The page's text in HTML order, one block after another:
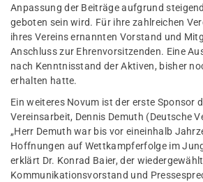
Anpassung der Beiträge aufgrund
geboten sein wird. Für ihre zahlreichen
ihres Vereins ernannten Vorstand und
Anschluss zur Ehrenvorsitzenden. Eine
nach Kenntnisstand der Aktiven, bisher
erhalten hatte.
Ein weiteres Novum ist der erste Sponsor
Vereinsarbeit, Dennis Demuth (Deutsche
„Herr Demuth war bis vor eineinhalb
Hoffnungen auf Wettkampferfolge im
erklärt Dr. Konrad Baier, der
Kommunikationsvorstand und